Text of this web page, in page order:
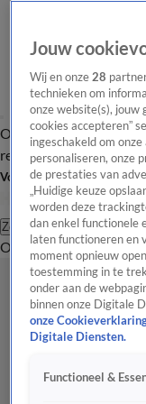
Overzicht Laatste nieuws
redactie
Volg Hart van Nederland
Zoeken
OverzichtRegio
Jouw
Wij en onze28
technieken om
onze website(s), jouw
cookies accepteren”
ingeschakeld om
personaliseren, onze
de prestaties van
„Huidige keuze
worden deze
dan enkel functionele
laten functioneren en
moment opnieuw
toestemming in te
onder aan de
binnen onze Digitale
onze
Digitale Diensten.
Functioneel &